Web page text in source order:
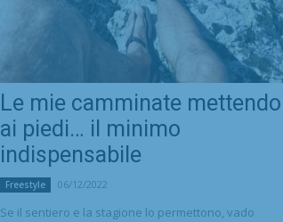
Le mie camminate mettendo
ai piedi… il minimo
indispensabile
Freestyle 06/12/2022
Se il sentiero e la stagione lo permettono, vado